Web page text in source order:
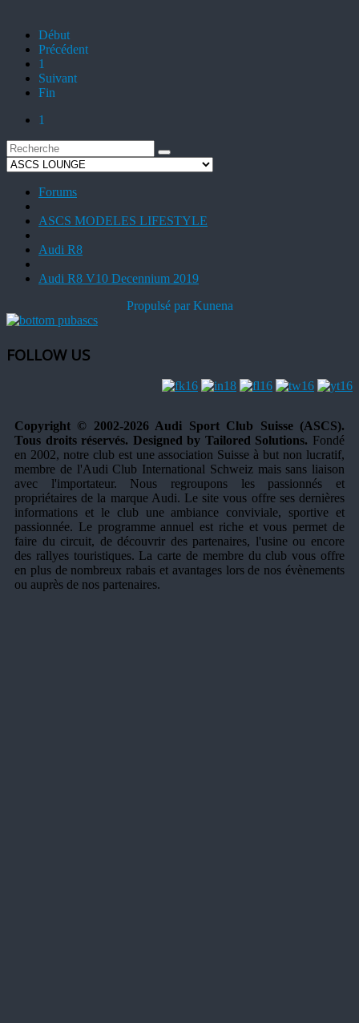
Début
Précédent
1
Suivant
Fin
1
Forums
ASCS MODELES LIFESTYLE
Audi R8
Audi R8 V10 Decennium 2019
Propulsé parKunena
FOLLOW US
Copyright © 2002-2026 Audi Sport Club Suisse (ASCS).
Tous droits réservés. Designed by Tailored Solutions. Fondé
en 2002, notre club est une association Suisse à but non lucratif,
membre de l'Audi Club International Schweiz mais sans liaison
avec l'importateur. Nous regroupons les passionnés et
propriétaires de la marque Audi. Le site vous offre ses dernières
informations et le club une ambiance conviviale, sportive et
passionnée. Le programme annuel est riche et vous permet de
faire du circuit, de découvrir des partenaires, l'usine ou encore
des rallyes touristiques. La carte de membre du club vous offre
en plus de nombreux rabais et avantages lors de nos évènements
ou auprès de nos partenaires.